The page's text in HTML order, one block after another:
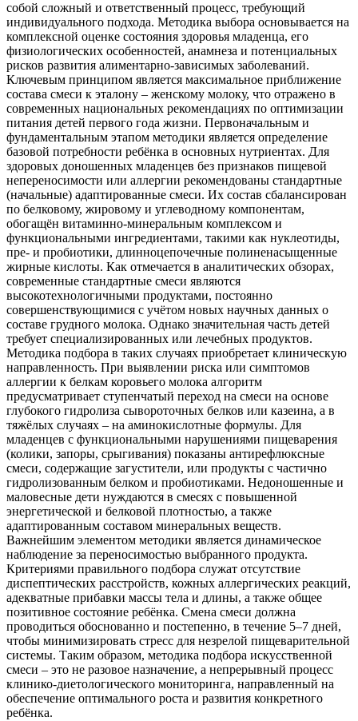
собой сложный и ответственный процесс, требующий
индивидуального подхода. Методика выбора основывается на
комплексной оценке состояния здоровья младенца, его
физиологических особенностей, анамнеза и потенциальных
рисков развития алиментарно-зависимых заболеваний.
Ключевым принципом является максимальное приближение
состава смеси к эталону – женскому молоку, что отражено в
современных национальных рекомендациях по оптимизации
питания детей первого года жизни. Первоначальным и
фундаментальным этапом методики является определение
базовой потребности ребёнка в основных нутриентах. Для
здоровых доношенных младенцев без признаков пищевой
непереносимости или аллергии рекомендованы стандартные
(начальные) адаптированные смеси. Их состав сбалансирован
по белковому, жировому и углеводному компонентам,
обогащён витаминно-минеральным комплексом и
функциональными ингредиентами, такими как нуклеотиды,
пре- и пробиотики, длинноцепочечные полиненасыщенные
жирные кислоты. Как отмечается в аналитических обзорах,
современные стандартные смеси являются
высокотехнологичными продуктами, постоянно
совершенствующимися с учётом новых научных данных о
составе грудного молока. Однако значительная часть детей
требует специализированных или лечебных продуктов.
Методика подбора в таких случаях приобретает клиническую
направленность. При выявлении риска или симптомов
аллергии к белкам коровьего молока алгоритм
предусматривает ступенчатый переход на смеси на основе
глубокого гидролиза сывороточных белков или казеина, а в
тяжёлых случаях – на аминокислотные формулы. Для
младенцев с функциональными нарушениями пищеварения
(колики, запоры, срыгивания) показаны антирефлюксные
смеси, содержащие загустители, или продукты с частично
гидролизованным белком и пробиотиками. Недоношенные и
маловесные дети нуждаются в смесях с повышенной
энергетической и белковой плотностью, а также
адаптированным составом минеральных веществ.
Важнейшим элементом методики является динамическое
наблюдение за переносимостью выбранного продукта.
Критериями правильного подбора служат отсутствие
диспептических расстройств, кожных аллергических реакций,
адекватные прибавки массы тела и длины, а также общее
позитивное состояние ребёнка. Смена смеси должна
проводиться обоснованно и постепенно, в течение 5–7 дней,
чтобы минимизировать стресс для незрелой пищеварительной
системы. Таким образом, методика подбора искусственной
смеси – это не разовое назначение, а непрерывный процесс
клинико-диетологического мониторинга, направленный на
обеспечение оптимального роста и развития конкретного
ребёнка.